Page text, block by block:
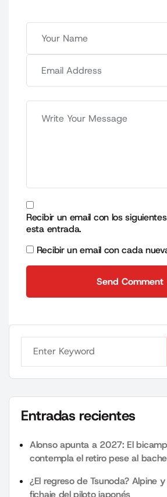
Recibir un email con los
esta entrada.
Recibir un email con cada
Send Comment
Entradas recientes
Alonso apunta a 2027: El
contempla el retiro pese al
¿El regreso de Tsunoda? Alpine
fichaje del piloto japonés